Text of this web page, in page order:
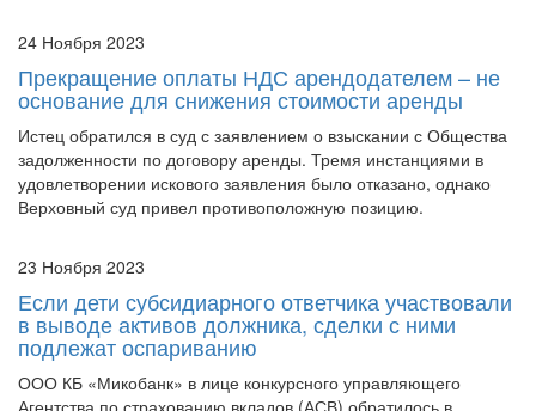
24 Ноября 2023
Прекращение оплаты НДС арендодателем – не
основание для снижения стоимости аренды
Истец обратился в суд с заявлением о взыскании с Общества
задолженности по договору аренды. Тремя инстанциями в
удовлетворении искового заявления было отказано, однако
Верховный суд привел противоположную позицию.
23 Ноября 2023
Если дети субсидиарного ответчика участвовали
в выводе активов должника, сделки с ними
подлежат оспариванию
ООО КБ «Микобанк» в лице конкурсного управляющего
Агентства по страхованию вкладов (АСВ) обратилось в